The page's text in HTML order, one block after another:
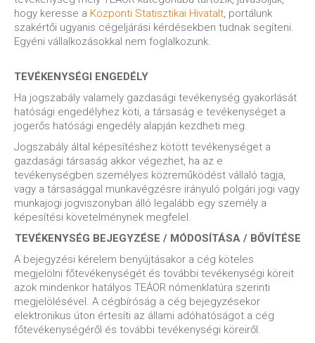
hogy keresse a Központi Statisztikai Hivatalt , portálunk
szakértői ugyanis cégeljárási kérdésekben tudnak segíteni.
Egyéni vállalkozásokkal nem foglalkozunk.
TEVÉKENYSÉGI ENGEDÉLY
Ha jogszabály valamely gazdasági tevékenység gyakorlását
hatósági engedélyhez köti, a társaság e tevékenységet a
jogerős hatósági engedély alapján kezdheti meg.
Jogszabály által képesítéshez kötött tevékenységet a
gazdasági társaság akkor végezhet, ha az e
tevékenységben személyes közreműködést vállaló tagja,
vagy a társasággal munkavégzésre irányuló polgári jogi vagy
munkajogi jogviszonyban álló legalább egy személy a
képesítési követelménynek megfelel.
TEVÉKENYSÉG BEJEGYZÉSE / MÓDOSÍTÁSA / BŐVÍTÉSE
A bejegyzési kérelem benyújtásakor a cég köteles
megjelölni főtevékenységét és további tevékenységi köreit
azok mindenkor hatályos TEÁOR nómenklatúra szerinti
megjelölésével. A cégbíróság a cég bejegyzésekor
elektronikus úton értesíti az állami adóhatóságot a cég
főtevékenységéről és további tevékenységi köreiről.